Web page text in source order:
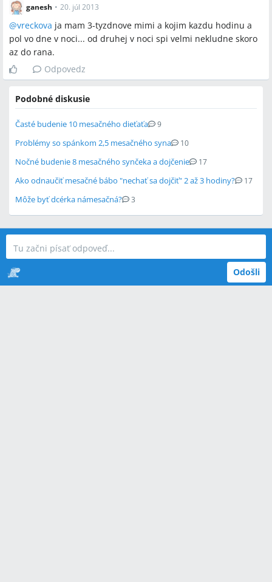
ganesh • 20. júl 2013
@vreckova ja mam 3-tyzdnove mimi a kojim kazdu hodinu a
pol vo dne v noci... od druhej v noci spi velmi nekludne skoro
az do rana.
Odpovedz
Podobné diskusie
Časté budenie 10 mesačného dieťaťa 9
Problémy so spánkom 2,5 mesačného syna 10
Nočné budenie 8 mesačného synčeka a dojčenie 17
Ako odnaučiť mesačné bábo "nechať sa dojčiť" 2 až 3 hodiny? 17
Môže byť dcérka námesačná? 3
Odošli